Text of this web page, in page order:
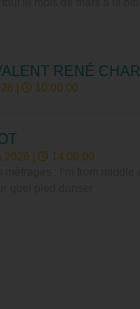
RENÉ CHAR
| 10:00:00
|
14:00:00